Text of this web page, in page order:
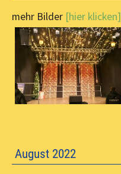
mehr Bilder [hier klicken]
August 2022